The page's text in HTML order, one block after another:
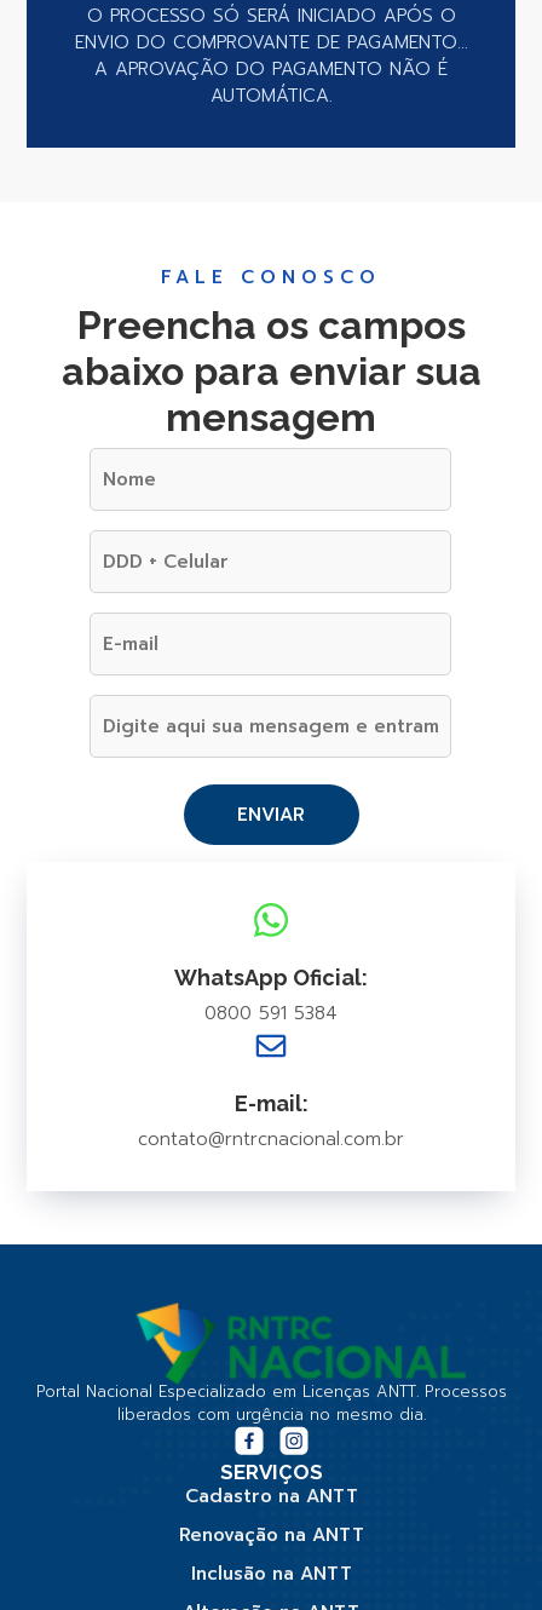
O PROCESSO SÓ SERÁ INICIADO APÓS O
ENVIO DO COMPROVANTE DE PAGAMENTO...
A APROVAÇÃO DO PAGAMENTO NÃO É
AUTOMÁTICA.
FALE CONOSCO
Preencha os campos
abaixo para enviar sua
mensagem
WhatsApp Oficial:
0800 591 5384
E-mail:
contato@rntrcnacional.com.br
Portal Nacional Especializado em Licenças ANTT. Processos
liberados com urgência no mesmo dia.
SERVIÇOS
Cadastro na ANTT
Renovação na ANTT
Inclusão na ANTT